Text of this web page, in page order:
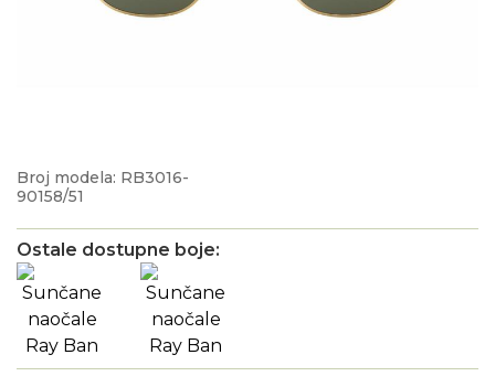
Broj modela: RB3016-
90158/51
Ostale dostupne boje: